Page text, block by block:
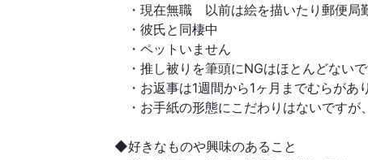
・現在無職 以前は絵を描いたり郵便局
・彼氏と同棲中
・ペットいません
・推し被りを筆頭にNGはほとんどないで
・お返事は1週間から1ヶ月までむらがあ
・お手紙の形態にこだわりはないですが
◆好きなものや興味のあること